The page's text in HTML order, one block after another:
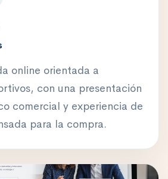
online orientada a
con una presentación
comercial y experiencia de
para la compra.